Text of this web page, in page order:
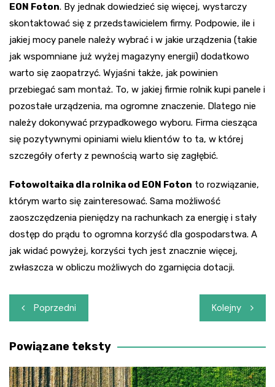
EON Foton. By jednak dowiedzieć się więcej, wystarczy
skontaktować się z przedstawicielem firmy. Podpowie, ile i
jakiej mocy panele należy wybrać i w jakie urządzenia (takie
jak wspomniane już wyżej magazyny energii) dodatkowo
warto się zaopatrzyć. Wyjaśni także, jak powinien
przebiegać sam montaż. To, w jakiej firmie rolnik kupi panele i
pozostałe urządzenia, ma ogromne znaczenie. Dlatego nie
należy dokonywać przypadkowego wyboru. Firma ciesząca
się pozytywnymi opiniami wielu klientów to ta, w której
szczegóły oferty z pewnością warto się zagłębić.
Fotowoltaika dla rolnika od EON Foton to rozwiązanie,
którym warto się zainteresować. Sama możliwość
zaoszczędzenia pieniędzy na rachunkach za energię i stały
dostęp do prądu to ogromna korzyść dla gospodarstwa. A
jak widać powyżej, korzyści tych jest znacznie więcej,
zwłaszcza w obliczu możliwych do zgarnięcia dotacji.
Nawigacja
wpisu
Poprzedni Kolejny
Powiązane teksty